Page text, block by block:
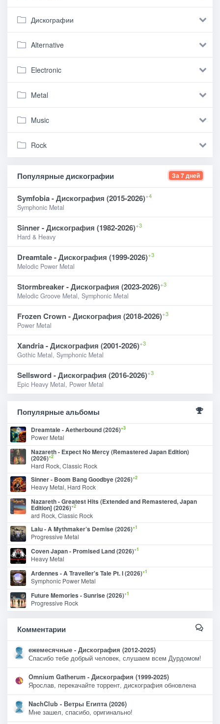
Дискографии
Alternative
Electronic
Metal
Music
Rock
Популярные дискографии За 7 дней
Symfobia - Дискография (2015-2026)+4
Symphonic Metal
Sinner - Дискография (1982-2026)+3
Hard & Heavy
Dreamtale - Дискография (1999-2026)+3
Melodic Power Metal
Stormbreaker - Дискография (2023-2026)+3
Melodic Groove Metal, Symphonic Metal
Frozen Crown - Дискография (2018-2026)+3
Power Metal
Xandria - Дискография (2001-2026)+3
Gothic Metal, Symphonic Metal
Sellsword - Дискография (2016-2026)+3
Epic Heavy Metal, Power Metal
Популярные альбомы
Dreamtale - Aetherbound (2026)+3
Power Metal
Nazareth - Expect No Mercy (Remastered Japan Edition)
(2026)+2
Hard Rock, Classic Rock
Sinner - Boom Bang Goodbye (2026)+2
Heavy Metal, Hard Rock
Nazareth - Greatest Hits (Extended and Remastered, Japan
Edition] (2026)+2
ard Rock, Classic Rock
Lalu - A Mythmaker’s Demise (2026)+1
Progressive Metal
Coven Japan - Promised Land (2026)+1
Heavy Metal
Ardennes - A Traveller's Tale Pt. I (2026)+1
Symphonic Power Metal
Future Memories - Sunrise (2026)+1
Progressive Rock
Комментарии
ежемесячные - Дискография (2012-2025)
Спасибо тебе добрый человек, слушаем всем Дурдомом!
Omnium Gatherum - Дискография (1999-2025)
Ярослав, перекачайте торрент, дискография обновлена
NachClub - Ветры Египта (2026)
Мне зашел, спасибо, оригинально!